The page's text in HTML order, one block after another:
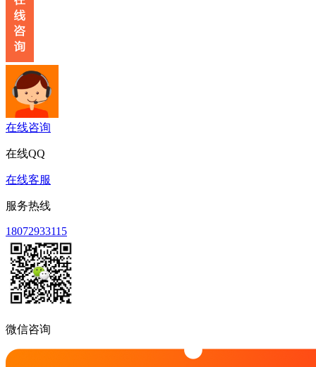
在线咨询
在线QQ
在线客服
服务热线
18072933115
微信咨询